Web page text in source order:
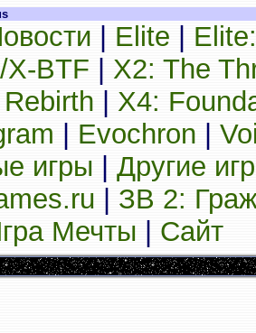
Elite
X-BTF
X2: The
X4:
Evochron
игры
Другие
ЗВ 2:
Мечты Сайт